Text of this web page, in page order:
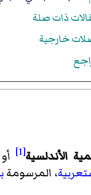
ذات صلة
خارجية
الأندلسية[1] أو
، المرسومة